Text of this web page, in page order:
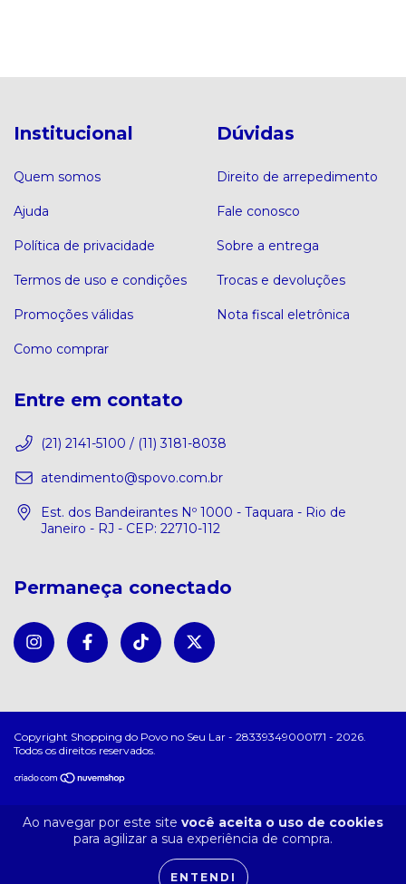
Ao navegar por este site você aceita o uso de cookies
para agilizar a sua experiência de compra.
ENTENDI
Institucional
Quem somos
Ajuda
Política de privacidade
Termos de uso e condições
Promoções válidas
Como comprar
Dúvidas
Direito de arrepedimento
Fale conosco
Sobre a entrega
Trocas e devoluções
Nota fiscal eletrônica
Entre em contato
(21) 2141-5100 / (11) 3181-8038
atendimento@spovo.com.br
Est. dos Bandeirantes Nº 1000 - Taquara - Rio de
Janeiro - RJ - CEP: 22710-112
Permaneça conectado
Copyright Shopping do Povo no Seu Lar - 28339349000171 - 2026.
Todos os direitos reservados.